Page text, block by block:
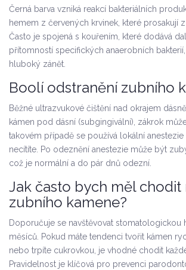
Černá barva vzniká reakcí bakteriálních
hemem z červených krvinek, které prosakují
Často je spojená s kouřením, které dodává
přítomností specifických anaerobních
hluboký zánět.
Boolí odstranění zubního
Běžné ultrazvukové čištění nad okrajem
kámen pod dásní (subgingivální), zákrok
takovém případě se používá lokální anestezie
necítíte. Po odeznění anestezie může být
což je normální a do pár dnů odezní.
Jak často bych měl chodit
zubního kamene?
Doporučuje se navštěvovat stomatologickou
měsíců. Pokud máte tendenci tvořit kámen
nebo trpíte cukrovkou, je vhodné chodit
Pravidelnost je klíčová pro prevenci